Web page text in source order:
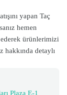
yapan Taç
hemen
ürünlerimizi
hakkında detaylı
Plaza E-1